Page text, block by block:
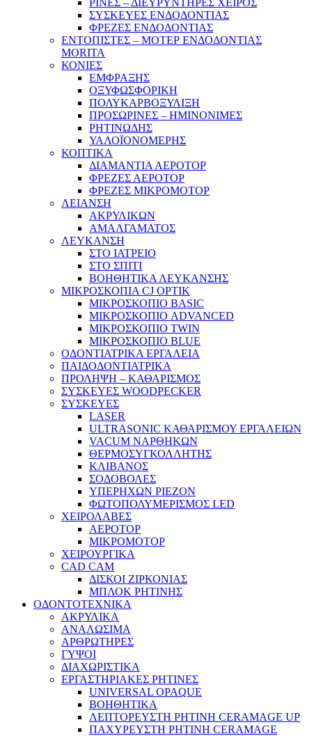
ΡΙΝΕΣ – ΔΙΕΥΡΥΝΤΗΡΕΣ ΧΕΙΡΟΣ
ΣΥΣΚΕΥΕΣ ΕΝΔΟΔΟΝΤΙΑΣ
ΦΡΕΖΕΣ ΕΝΔΟΔΟΝΤΙΑΣ
ΕΝΤΟΠΙΣΤΕΣ – ΜΟΤΕΡ ΕΝΔΟΔΟΝΤΙΑΣ
MORITA
ΚΟΝΙΕΣ
ΕΜΦΡΑΞΗΣ
ΟΞΥΦΩΣΦΟΡΙΚΗ
ΠΟΛΥΚΑΡΒΟΞΥΛΙΞΗ
ΠΡΟΣΩΡΙΝΕΣ – ΗΜΙΝΟΝΙΜΕΣ
ΡΗΤΙΝΩΔΗΣ
ΥΑΛΟΪΟΝΟΜΕΡΗΣ
ΚΟΠΤΙΚΑ
ΔΙΑΜΑΝΤΙΑ ΑΕΡΟΤΟΡ
ΦΡΕΖΕΣ ΑΕΡΟΤΟΡ
ΦΡΕΖΕΣ ΜΙΚΡΟΜΟΤΟΡ
ΛΕΙΑΝΣΗ
ΑΚΡΥΛΙΚΩΝ
ΑΜΑΛΓΑΜΑΤΟΣ
ΛΕΥΚΑΝΣΗ
ΣΤΟ ΙΑΤΡΕΙΟ
ΣΤΟ ΣΠΙΤΙ
ΒΟΗΘΗΤΙΚΑ ΛΕΥΚΑΝΣΗΣ
ΜΙΚΡΟΣΚΟΠΙΑ CJ OPTIK
ΜΙΚΡΟΣΚΟΠΙΟ BASIC
ΜΙΚΡΟΣΚΟΠΙΟ ADVANCED
ΜΙΚΡΟΣΚΟΠΙΟ TWIN
ΜΙΚΡΟΣΚΟΠΙΟ BLUE
ΟΔΟΝΤΙΑΤΡΙΚΑ ΕΡΓΑΛΕΙΑ
ΠΑΙΔΟΔΟΝΤΙΑΤΡΙΚΑ
ΠΡΟΛΗΨΗ – ΚΑΘΑΡΙΣΜΟΣ
ΣΥΣΚΕΥΕΣ WOODPECKER
ΣΥΣΚΕΥΕΣ
LASER
ULTRASONIC ΚΑΘΑΡΙΣΜΟΥ ΕΡΓΑΛΕΙΩΝ
VACUM ΝΑΡΘΗΚΩΝ
ΘΕΡΜΟΣΥΓΚΟΛΛΗΤΗΣ
ΚΛΙΒΑΝΟΣ
ΣΟΔΟΒΟΛΕΣ
ΥΠΕΡΗΧΩΝ PIEZON
ΦΩΤΟΠΟΛΥΜΕΡΙΣΜΟΣ LED
ΧΕΙΡΟΛΑΒΕΣ
ΑΕΡΟΤΟΡ
ΜΙΚΡΟΜΟΤΟΡ
ΧΕΙΡΟΥΡΓΙΚΑ
CAD CAM
ΔΙΣΚΟΙ ΖΙΡΚΟΝΙΑΣ
ΜΠΛΟΚ ΡΗΤΙΝΗΣ
ΟΔΟΝΤΟΤΕΧΝΙΚΑ
ΑΚΡΥΛΙΚΑ
ΑΝΑΛΩΣΙΜΑ
ΑΡΘΡΩΤΗΡΕΣ
ΓΥΨΟΙ
ΔΙΑΧΩΡΙΣΤΙΚΑ
ΕΡΓΑΣΤΗΡΙΑΚΕΣ ΡΗΤΙΝΕΣ
UNIVERSAL OPAQUE
ΒΟΗΘΗΤΙΚΑ
ΛΕΠΤΟΡΕΥΣΤΗ ΡΗΤΙΝΗ CERAMAGE UP
ΠΑΧΥΡΕΥΣΤΗ ΡΗΤΙΝΗ CERAMAGE